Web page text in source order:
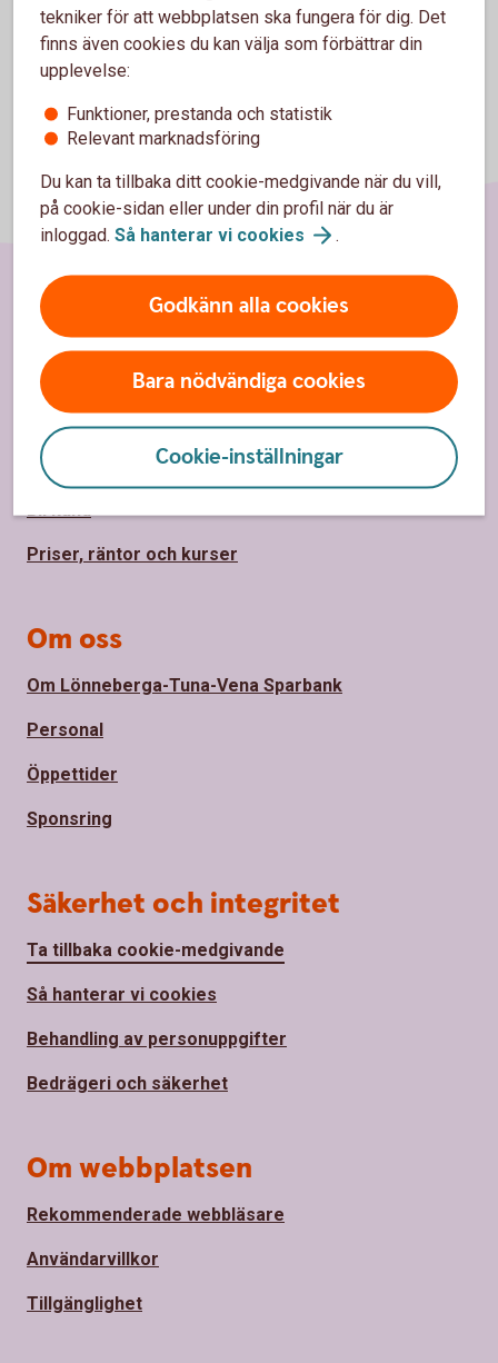
tekniker för att webbplatsen ska fungera för dig. Det
finns även cookies du kan välja som förbättrar din
upplevelse:
Funktioner, prestanda och statistik
Relevant marknadsföring
Du kan ta tillbaka ditt cookie-medgivande när du vill,
på cookie-sidan eller under din profil när du är
inloggad. Så hanterar vi cookies .
Godkänn alla cookies
Bara nödvändiga cookies
Cookie-inställningar
Sidfot
Hitta snabbt
Kontakta oss
Spärrhjälp
Hitta bankkontor
Priser, räntor och kurser
Om oss
Om Lönneberga-Tuna-Vena Sparbank
Personal
Öppettider
Sponsring
Säkerhet och integritet
Ta tillbaka cookie-medgivande
Så hanterar vi cookies
Behandling av personuppgifter
Bedrägeri och säkerhet
Om webbplatsen
Rekommenderade webbläsare
Användarvillkor
Tillgänglighet